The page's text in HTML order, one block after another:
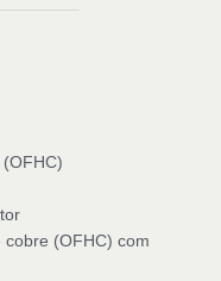
(OFHC) com